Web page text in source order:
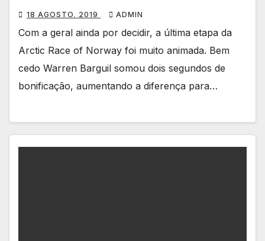
18 AGOSTO, 2019 ADMIN
Com a geral ainda por decidir, a última etapa da
Arctic Race of Norway foi muito animada. Bem
cedo Warren Barguil somou dois segundos de
bonificação, aumentando a diferença para…